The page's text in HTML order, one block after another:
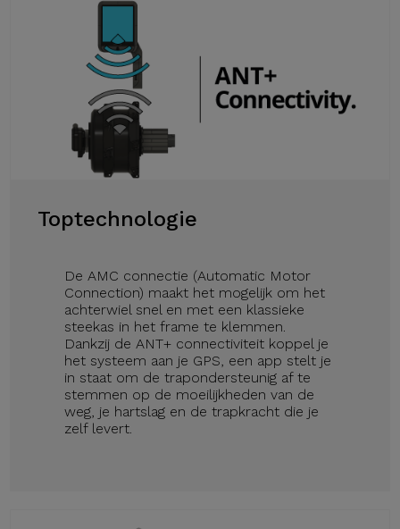
Toptechnologie
De AMC connectie (Automatic Motor
Connection) maakt het mogelijk om het
achterwiel snel en met een klassieke
steekas in het frame te klemmen.
Dankzij de ANT+ connectiviteit koppel je
het systeem aan je GPS, een app stelt je
in staat om de trapondersteunig af te
stemmen op de moeilijkheden van de
weg, je hartslag en de trapkracht die je
zelf levert.